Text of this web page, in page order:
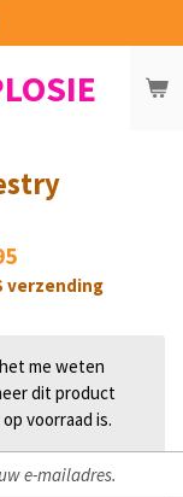
verzending
me weten
dit product
voorraad is.